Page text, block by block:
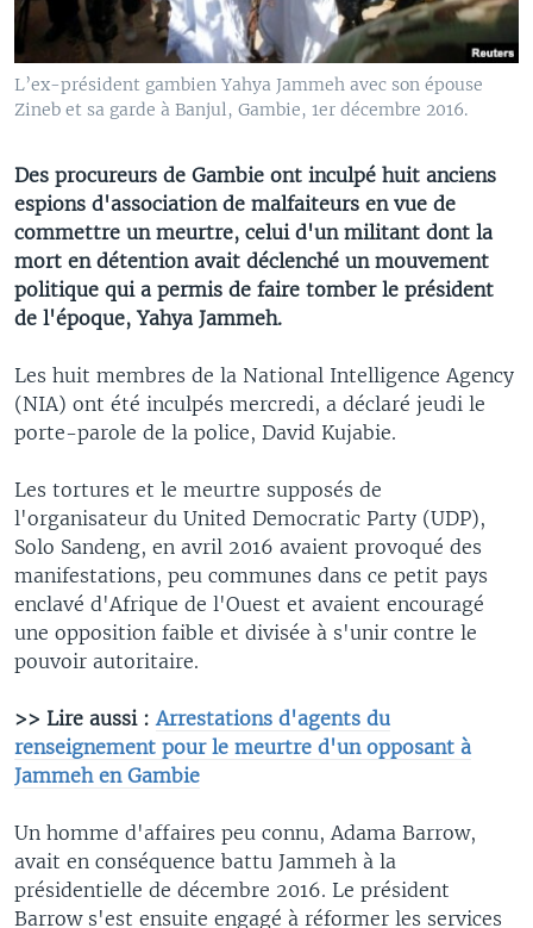
L’ex-président gambien Yahya Jammeh avec son épouse
Zineb et sa garde à Banjul, Gambie, 1er décembre 2016.
Des procureurs de Gambie ont inculpé huit anciens
espions d'association de malfaiteurs en vue de
commettre un meurtre, celui d'un militant dont la
mort en détention avait déclenché un mouvement
politique qui a permis de faire tomber le président
de l'époque, Yahya Jammeh.
Les huit membres de la National Intelligence Agency
(NIA) ont été inculpés mercredi, a déclaré jeudi le
porte-parole de la police, David Kujabie.
Les tortures et le meurtre supposés de
l'organisateur du United Democratic Party (UDP),
Solo Sandeng, en avril 2016 avaient provoqué des
manifestations, peu communes dans ce petit pays
enclavé d'Afrique de l'Ouest et avaient encouragé
une opposition faible et divisée à s'unir contre le
pouvoir autoritaire.
>> Lire aussi : Arrestations d'agents du
renseignement pour le meurtre d'un opposant à
Jammeh en Gambie
Un homme d'affaires peu connu, Adama Barrow,
avait en conséquence battu Jammeh à la
présidentielle de décembre 2016. Le président
Barrow s'est ensuite engagé à réformer les services